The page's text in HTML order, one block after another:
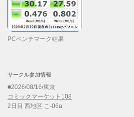
PCベンチマーク結果
サークル参加情報
■2026/08/16/東京
コミックマーケット108
2日目 西地区 こ-06a